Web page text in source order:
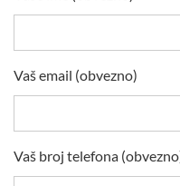
Vaš email (obvezno)
Vaš broj telefona